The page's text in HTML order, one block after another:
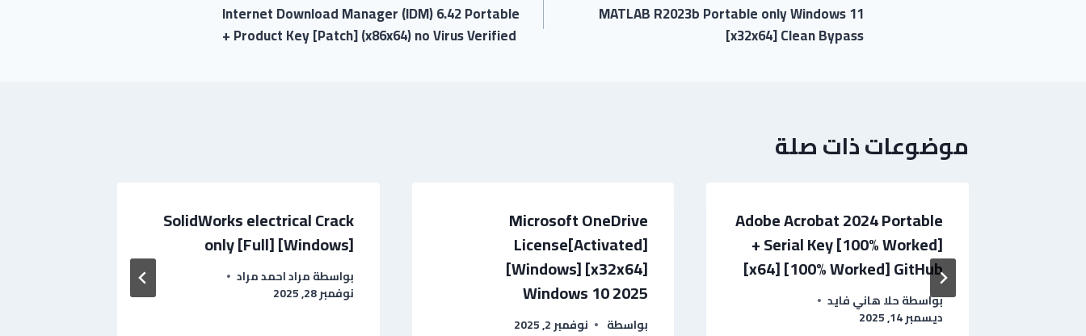
MATLAB R2023b Portable only Windows 11
[x32x64] Clean Bypass
Internet Download Manager (IDM) 6.42 Portable
+ Product Key [Patch] (x86x64) no Virus Verified
موضوعات ذات صلة
Adobe Acrobat 2024 Portable
+ Serial Key [100% Worked]
[x64] [100% Worked] GitHub
بواسطةحلا هاني فايد
ديسمبر 14, 2025
Microsoft OneDrive
License[Activated]
[Windows] [x32x64]
Windows 10 2025
بواسطة نوفمبر 2, 2025
SolidWorks electrical Crack
only [Full] [Windows]
بواسطةمراد احمد مراد
نوفمبر 28, 2025